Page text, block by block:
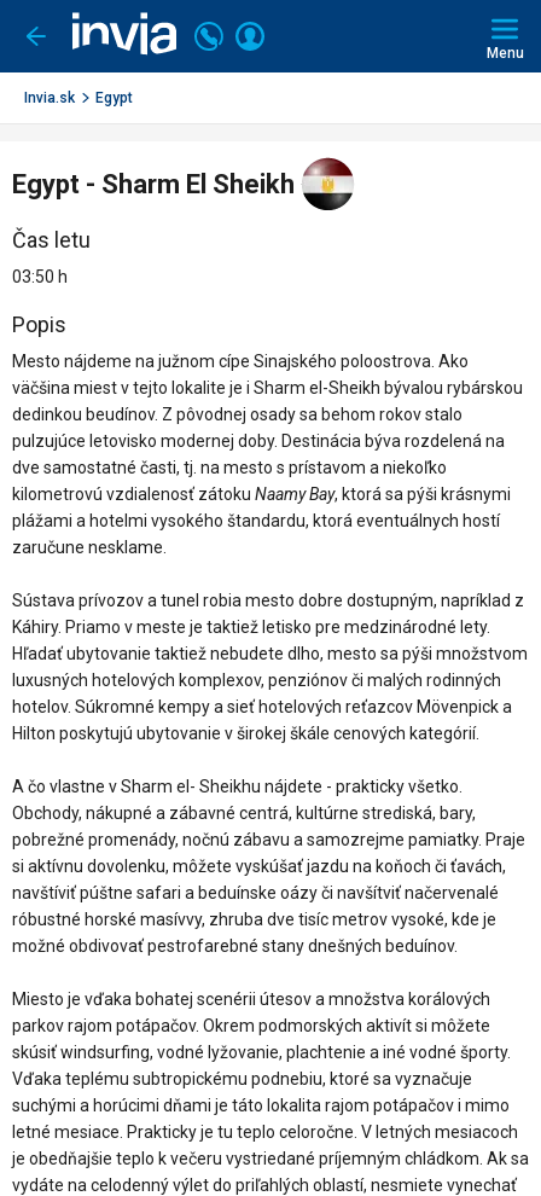
Ísť
späť
Volajte
+421
2
Prihlásiť
Menu
Invia.sk Egypt
Egypt - Sharm El Sheikh
Čas letu
03:50 h
Popis
Mesto nájdeme na južnom cípe Sinajského poloostrova. Ako
väčšina miest v tejto lokalite je i Sharm el-Sheikh bývalou rybárskou
dedinkou beudínov. Z pôvodnej osady sa behom rokov stalo
pulzujúce letovisko modernej doby. Destinácia býva rozdelená na
dve samostatné časti, tj. na mesto s prístavom a niekoľko
kilometrovú vzdialenosť zátoku Naamy Bay, ktorá sa pýši krásnymi
plážami a hotelmi vysokého štandardu, ktorá eventuálnych hostí
zaručune nesklame.
Sústava prívozov a tunel robia mesto dobre dostupným, napríklad z
Káhiry. Priamo v meste je taktiež letisko pre medzinárodné lety.
Hľadať ubytovanie taktiež nebudete dlho, mesto sa pýši množstvom
luxusných hotelových komplexov, penziónov či malých rodinných
hotelov. Súkromné kempy a sieť hotelových reťazcov Mövenpick a
Hilton poskytujú ubytovanie v širokej škále cenových kategórií.
A čo vlastne v Sharm el- Sheikhu nájdete - prakticky všetko.
Obchody, nákupné a zábavné centrá, kultúrne strediská, bary,
pobrežné promenády, nočnú zábavu a samozrejme pamiatky. Praje
si aktívnu dovolenku, môžete vyskúšať jazdu na koňoch či ťavách,
navštíviť púštne safari a beduínske oázy či navšítviť načervenalé
róbustné horské masívvy, zhruba dve tisíc metrov vysoké, kde je
možné obdivovať pestrofarebné stany dnešných beduínov.
Miesto je vďaka bohatej scenérii útesov a množstva korálových
parkov rajom potápačov. Okrem podmorských aktivít si môžete
skúsiť windsurfing, vodné lyžovanie, plachtenie a iné vodné športy.
Vďaka teplému subtropickému podnebiu, ktoré sa vyznačuje
suchými a horúcimi dňami je táto lokalita rajom potápačov i mimo
letné mesiace. Prakticky je tu teplo celoročne. V letných mesiacoch
je obedňajšie teplo k večeru vystriedané príjemným chládkom. Ak sa
vydáte na celodenný výlet do priľahlých oblastí, nesmiete vynechať